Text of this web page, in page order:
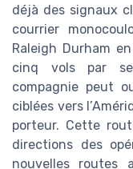
déjà des signaux
courrier
Raleigh Durham
cinq vols par
compagnie peut
ciblées vers
porteur. Cette
directions des
nouvelles routes